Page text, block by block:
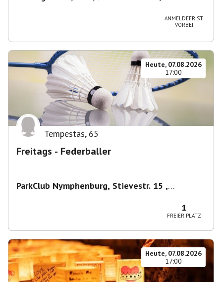
ANMELDEFRIST
VORBEI
Heute, 07.08.2026
17:00
Tempestas, 65
Freitags - Federballer
ParkClub Nymphenburg, Stievestr. 15 ,
1
FREIER PLATZ
Heute, 07.08.2026
17:00